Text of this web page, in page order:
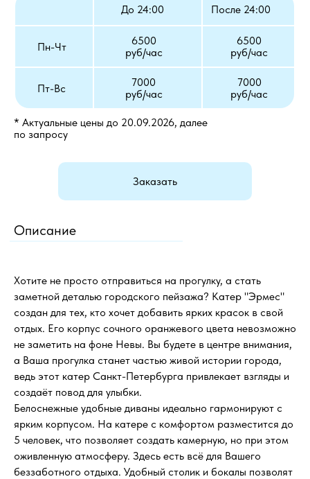
Пн-Чт
6500
руб/час
До 24:00
Пт-Вс
После 24:00
7000
руб/час
6500
руб/час
7000
руб/час
Описание
* Актуальные цены до 20.09.2026, далее
по запросу
Заказать
Хотите не просто отправиться на прогулку, а стать
заметной деталью городского пейзажа? Катер "Эрмес"
создан для тех, кто хочет добавить ярких красок в свой
отдых. Его корпус сочного оранжевого цвета невозможно
не заметить на фоне Невы. Вы будете в центре внимания,
а Ваша прогулка станет частью живой истории города,
ведь этот катер Санкт-Петербурга привлекает взгляды и
создаёт повод для улыбки.
Белоснежные удобные диваны идеально гармонируют с
ярким корпусом. На катере с комфортом разместится до
5 человек, что позволяет создать камерную, но при этом
оживленную атмосферу. Здесь есть всё для Вашего
беззаботного отдыха. Удобный столик и бокалы позволят